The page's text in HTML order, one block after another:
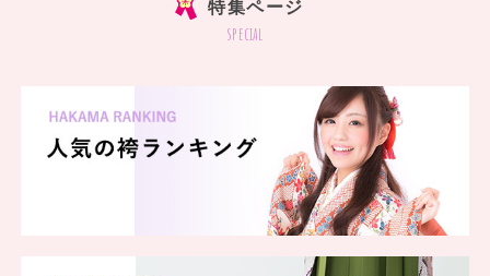
特集ページ
special